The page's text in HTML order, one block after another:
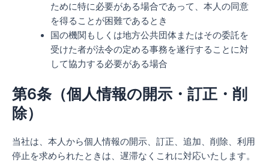
ために特に必要がある場合であって、本人の同意
を得ることが困難であるとき
国の機関もしくは地方公共団体またはその委託を
受けた者が法令の定める事務を遂行することに対
して協力する必要がある場合
第6条（個人情報の開示・訂正・削
除）
当社は、本人から個人情報の開示、訂正、追加、削除、利用
停止を求められたときは、遅滞なくこれに対応いたします。